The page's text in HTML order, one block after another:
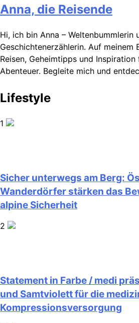
Anna, die Reisende
Hi, ich bin Anna – Weltenbummlerin
Geschichtenerzählerin. Auf meinem
Reisen, Geheimtipps und
Abenteuer. Begleite mich und
Lifestyle
1
Sicher unterwegs am Berg:
Wanderdörfer stärken das
alpine Sicherheit
2
Statement in Farbe / medi
und Samtviolett für die
Kompressionsversorgung